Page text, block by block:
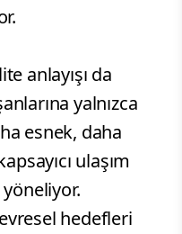
anlayışı da
yalnızca
esnek, daha
ulaşım
hedefleri